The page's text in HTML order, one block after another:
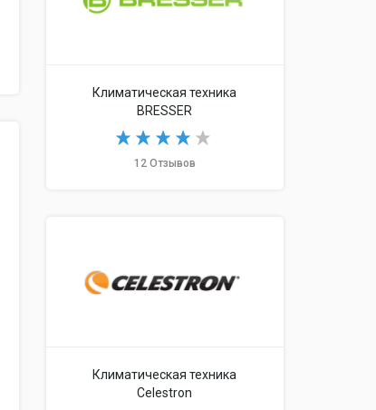
Климатическая техника
BRESSER
12 Отзывов
Климатическая техника
Celestron